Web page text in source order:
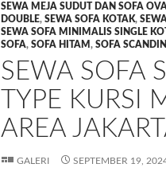
SEWA MEJA SUDUT DAN SOFA
DOUBLE, SEWA SOFA KOTAK,
SEWA SOFA MINIMALIS SINGLE
SOFA, SOFA HITAM , SOFA
SEWA SOFA
TYPE KURSI
AREA
GALERI SEPTEMBER 19,